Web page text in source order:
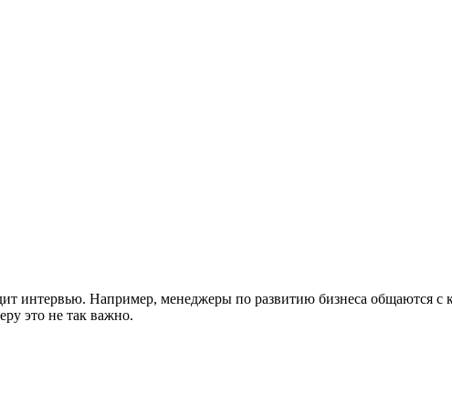
интервью. Например, менеджеры по развитию бизнеса общаются
это не так важно.